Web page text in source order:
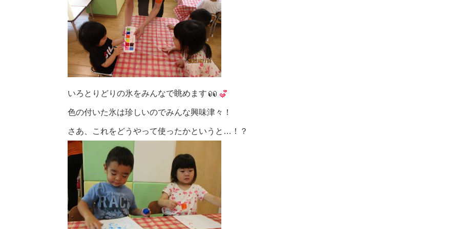
いろとりどりの氷をみんなで眺めます
色の付いた氷は珍しいのでみんな興味津々！
さあ、これをどうやって使ったかというと…！？